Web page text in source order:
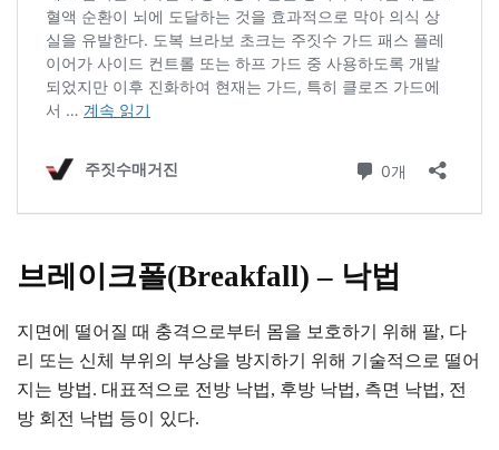
브레이크폴(Breakfall) – 낙법
지면에 떨어질 때 충격으로부터 몸을 보호하기 위해 팔, 다
리 또는 신체 부위의 부상을 방지하기 위해 기술적으로 떨어
지는 방법. 대표적으로 전방 낙법, 후방 낙법, 측면 낙법, 전
방 회전 낙법 등이 있다.